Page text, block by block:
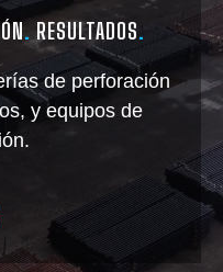
. RESULTADOS.
de perforación
y equipos de